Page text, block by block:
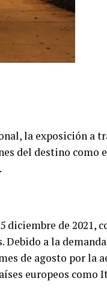
la exposición a
del destino como
diciembre de 2021,
Debido a la
de agosto por la
europeos como